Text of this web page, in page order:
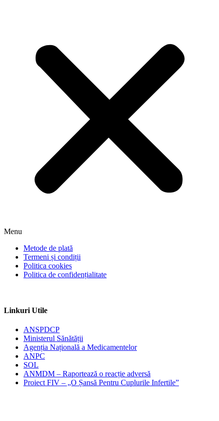
Menu
Metode de plată
Termeni și condiții
Politica cookies
Politica de confidențialitate
Linkuri Utile
ANSPDCP
Ministerul Sănătății
Agenția Națională a Medicamentelor
ANPC
SOL
ANMDM – Raportează o reacție adversă
Proiect FIV – „O Șansă Pentru Cuplurile Infertile”